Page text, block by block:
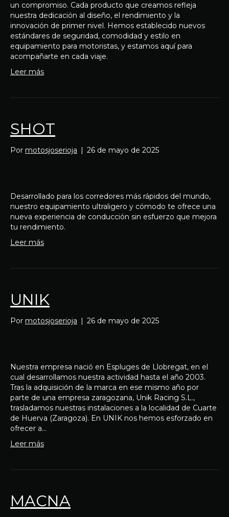
un compromiso. Cada producto que creamos refleja
nuestra dedicación al diseño, el rendimiento y la
innovación de primer nivel. Hemos establecido nuevos
estándares de seguridad, comodidad y estilo en
equipamiento para motoristas, y estamos aquí para
acompañarte en cada viaje.
Leer más
SHOT
Por motosjoserioja | 26 de mayo de 2025
Desarrollado para los corredores más rápidos del mundo,
nuestro equipamiento ultraligero y cómodo te ofrece una
nueva experiencia de conducción sin esfuerzo que mejora
tu rendimiento.
Leer más
UNIK
Por motosjoserioja | 26 de mayo de 2025
Nuestra empresa nació en Espluges de Llobregat, en el
cual desarrollamos nuestra actividad hasta el año 2003.
Tras la adquisición de la marca en ese mismo año por
parte de una empresa zaragozana, Unik Racing S.L.,
trasladamos nuestras instalaciones a la localidad de Cuarte
de Huerva (Zaragoza). En UNIK nos hemos esforzado en
ofrecer a…
Leer más
MACNA